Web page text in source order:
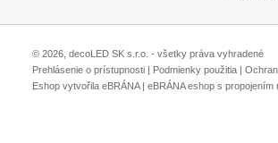
© 2026, decoLED SK s.r.o. - všetky práva vyhradené
Prehlásenie o prístupnosti | Podmienky použitia |
Eshop vytvořila eBRÁNA| eBRÁNA eshop s propojením